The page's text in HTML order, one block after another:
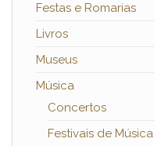
Festas e Romarias
Livros
Museus
Música
Concertos
Festivais de Música